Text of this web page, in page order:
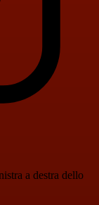
a destra dello